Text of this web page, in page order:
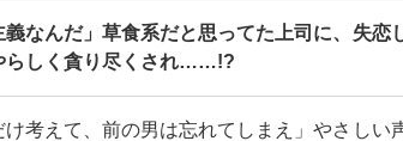
義なんだ」草食系だと思ってた上司に、失恋
らしく貪り尽くされ……!?
け考えて、前の男は忘れてしまえ」やさしい